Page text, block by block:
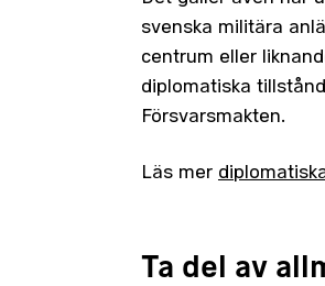
svenska militära
centrum eller
diplomatiska
Försvarsmakten.
Läs mer
Ta del av